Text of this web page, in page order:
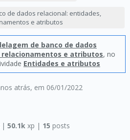
atrás, em 06/01/2022
de dados relacional: entidades,
e atributos
de banco de dados
e atributos, no
Entidades e atributos
| 50.1k xp | 15 posts